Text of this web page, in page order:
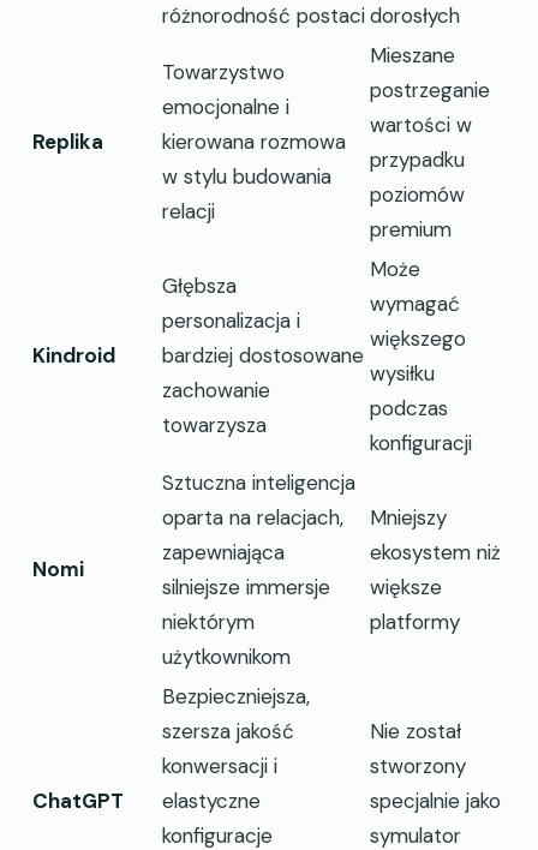
różnorodność postacidorosłych
Replika
Towarzystwo
emocjonalne i
kierowana rozmowa
w stylu budowania
relacji
Mieszane
postrzeganie
wartości w
przypadku
poziomów
premium
Kindroid
Głębsza
personalizacja i
bardziej dostosowane
zachowanie
towarzysza
Może
wymagać
większego
wysiłku
podczas
konfiguracji
Nomi
Sztuczna inteligencja
oparta na relacjach,
zapewniająca
silniejsze immersje
niektórym
użytkownikom
Mniejszy
ekosystem niż
większe
platformy
ChatGPT
Bezpieczniejsza,
szersza jakość
konwersacji i
elastyczne
konfiguracje
Nie został
stworzony
specjalnie jako
symulator